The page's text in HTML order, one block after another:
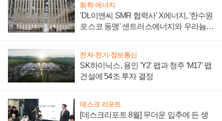
화학·에너지
'DL이앤씨 SMR 협력사' X에너지, '한수원
포스코 동맹' 센트러스에너지와 우라늄
전자·전기·정보통신
SK하이닉스, 용인 'Y2' 팹과 청주 'M17' 팹
건설에 54조 투자 결정
데스크 리포트
[데스크리포트 8월] 무더운 입추에 든 생